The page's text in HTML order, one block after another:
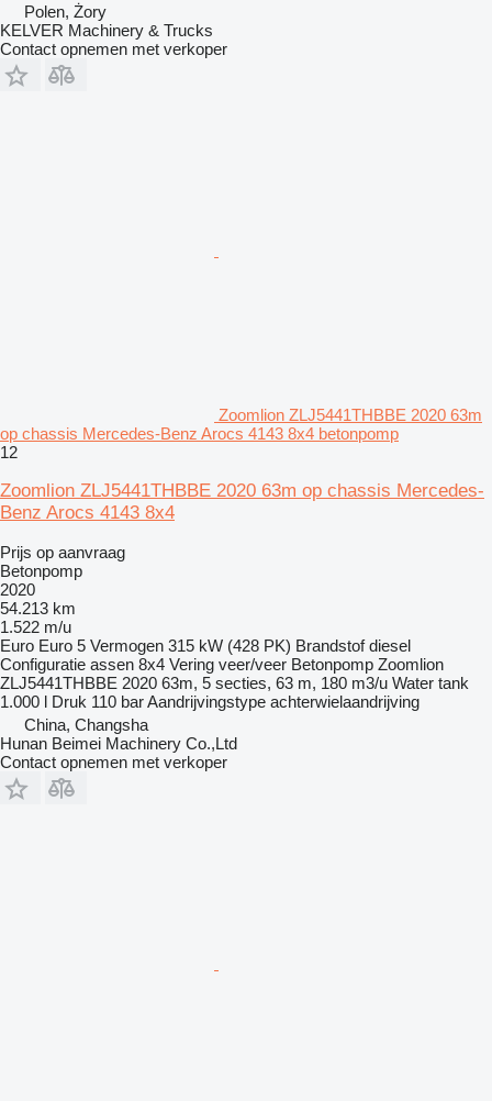
Polen, Żory
KELVER Machinery & Trucks
Contact opnemen met verkoper
Zoomlion ZLJ5441THBBE 2020 63m
op chassis Mercedes-Benz Arocs 4143 8x4 betonpomp
12
Zoomlion ZLJ5441THBBE 2020 63m op chassis Mercedes-
Benz Arocs 4143 8x4
Prijs op aanvraag
Betonpomp
2020
54.213 km
1.522 m/u
Euro Euro 5 Vermogen 315 kW (428 PK) Brandstof diesel
Configuratie assen 8x4 Vering veer/veer Betonpomp Zoomlion
ZLJ5441THBBE 2020 63m, 5 secties, 63 m, 180 m3/u Water tank
1.000 l Druk 110 barAandrijvingstype achterwielaandrijving
China, Changsha
Hunan Beimei Machinery Co.,Ltd
Contact opnemen met verkoper